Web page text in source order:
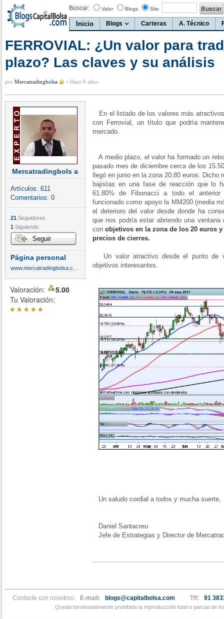
Buscar: Valor Blogs Site
Inicio Blogs Carteras A. Técnico
FERROVIAL: ¿Un valor para
plazo? Las claves y su análisis
por Mercatradingbolsa • Hace 8 años
Mercatradingbols a
Artículos: 611
Comentarios: 0
21 Seguidores
1 Siguiendo
Seguir
Página personal
Valoración:
5.00
Tu Valoración:
*****
En el listado de los valores más
con Ferrovial, un título que podría
mercado.
A medio plazo, el valor ha formado un
pasado mes de diciembre cerca de los
llegó en junio en la zona 20.80 euros.
bajistas en una fase de reacción que lo
61.80% de Fibonacci a todo el
funcionado como apoyo la MM200 (media
el deterioro del valor desde donde ha
que nos podría estar abriendo una
con objetivos en la zona de los 20 euros
precios de cierres.
Un valor atractivo desde el punto de
objetivos interesantes.
Un saludo cordial a todos y mucha suerte,
Daniel Santacreu
Jefe de Estrategias y Director de
Contacte con nosotros: E-mail: blogs@capitalbolsa.com Tlf: 91
Queda terminantemente prohibida la reproducción total o parcial de